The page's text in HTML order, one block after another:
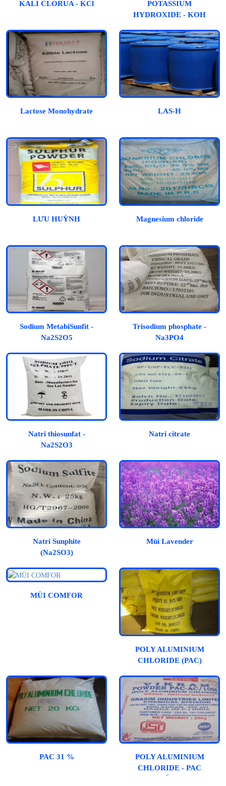
KALI CLORUA - KCl
POTASSIUM
HYDROXIDE - KOH
Lactose Monohydrate LAS-H
LƯU HUỲNH Magnesium chloride
Sodium MetabiSunfit -
Na2S2O5
Trisodium phosphate -
Na3PO4
Natri thiosunfat -
Na2S2O3
Natri citrate
Natri Sunphite
(Na2SO3)
Mùi Lavender
MÙI COMFOR
POLY ALUMINIUM
CHLORIDE (PAC)
PAC 31 %
POLY ALUMINIUM
CHLORIDE - PAC